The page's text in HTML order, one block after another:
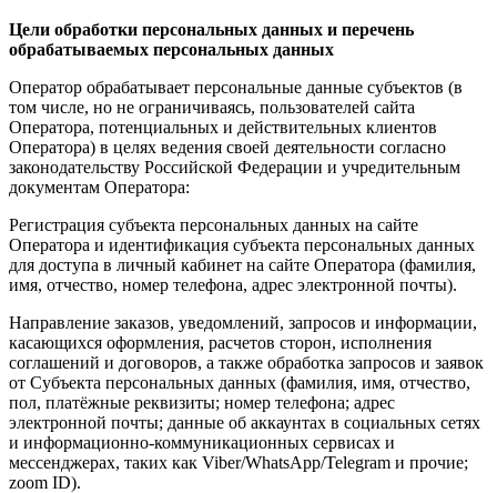
Цели обработки персональных данных и перечень
обрабатываемых персональных данных
Оператор обрабатывает персональные данные субъектов (в
том числе, но не ограничиваясь, пользователей сайта
Оператора, потенциальных и действительных клиентов
Оператора) в целях ведения своей деятельности согласно
законодательству Российской Федерации и учредительным
документам Оператора:
Регистрация субъекта персональных данных на сайте
Оператора и идентификация субъекта персональных данных
для доступа в личный кабинет на сайте Оператора (фамилия,
имя, отчество, номер телефона, адрес электронной почты).
Направление заказов, уведомлений, запросов и информации,
касающихся оформления, расчетов сторон, исполнения
соглашений и договоров, а также обработка запросов и заявок
от Субъекта персональных данных (фамилия, имя, отчество,
пол, платёжные реквизиты; номер телефона; адрес
электронной почты; данные об аккаунтах в социальных сетях
и информационно-коммуникационных сервисах и
мессенджерах, таких как Viber/WhatsApp/Telegram и прочие;
zoom ID).